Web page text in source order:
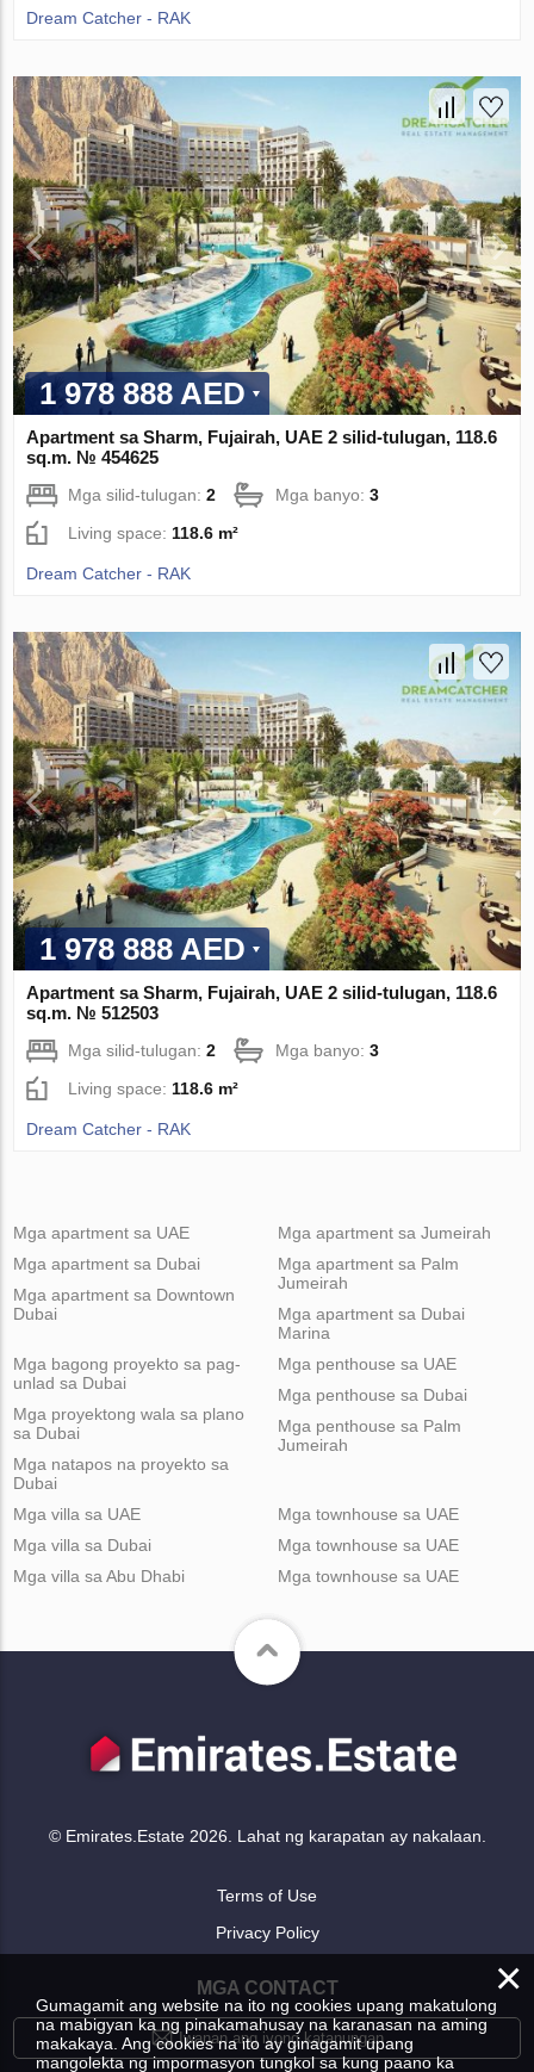
Dream Catcher - RAK
1 978 888 AED
Apartment sa Sharm, Fujairah, UAE 2 silid-tulugan, 118.6
sq.m. № 454625
Mga silid-tulugan:2 Mga banyo:3
Living space: 118.6 m²
Dream Catcher - RAK
1 978 888 AED
Apartment sa Sharm, Fujairah, UAE 2 silid-tulugan, 118.6
sq.m. № 512503
Mga silid-tulugan:2 Mga banyo:3
Living space: 118.6 m²
Dream Catcher - RAK
Mga apartment sa UAE
Mga apartment sa Dubai
Mga apartment sa Downtown
Dubai
Mga apartment sa Jumeirah
Mga apartment sa Palm
Jumeirah
Mga apartment sa Dubai
Marina
Mga bagong proyekto sa pag-
unlad sa Dubai
Mga proyektong wala sa plano
sa Dubai
Mga natapos na proyekto sa
Dubai
Mga penthouse sa UAE
Mga penthouse sa Dubai
Mga penthouse sa Palm
Jumeirah
Mga villa sa UAE
Mga villa sa Dubai
Mga villa sa Abu Dhabi
Mga townhouse sa UAE
Mga townhouse sa UAE
Mga townhouse sa UAE
© Emirates.Estate 2026. Lahat ng karapatan ay nakalaan.
Terms of Use
Privacy Policy
MGA CONTACT
Iwanan ang iyong katanungan
×
Gumagamit ang website na ito ng cookies upang makatulong
na mabigyan ka ng pinakamahusay na karanasan na aming
makakaya. Ang cookies na ito ay ginagamit upang
mangolekta ng impormasyon tungkol sa kung paano ka